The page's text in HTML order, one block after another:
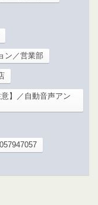
ン／営業部
】／自動音声アン